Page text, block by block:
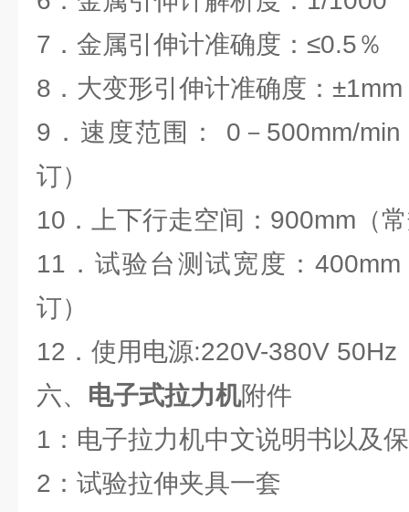
7．金属引伸计准确度：≤0.5％
8．大变形引伸计准确度：±1mm
9．速度范围： 0－500mm/
订）
10．上下行走空间：900mm（
11．试验台测试宽度：
订）
12．使用电源:220V-380V 50Hz
六、 电子式拉力机附件
1：电子拉力机中文说明书以及
2：试验拉伸夹具一套